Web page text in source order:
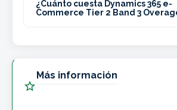
¿Cuánto cuesta Dynamics 365 e-
Commerce Tier 2 Band 3

Más información